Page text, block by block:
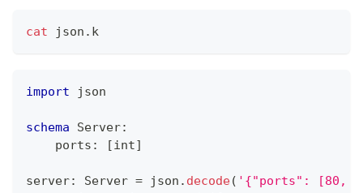
cat json.k
import json
schema Server:
    ports
: [int]
server: Server = json . decode( '{"ports": [80,